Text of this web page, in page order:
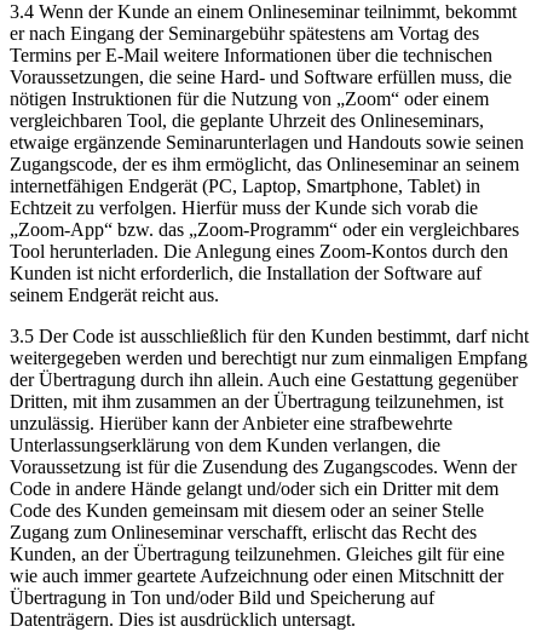
3.4 Wenn der Kunde an einem Onlineseminar teilnimmt, bekommt
er nach Eingang der Seminargebühr spätestens am Vortag des
Termins per E-Mail weitere Informationen über die technischen
Voraussetzungen, die seine Hard- und Software erfüllen muss, die
nötigen Instruktionen für die Nutzung von „Zoom“ oder einem
vergleichbaren Tool, die geplante Uhrzeit des Onlineseminars,
etwaige ergänzende Seminarunterlagen und Handouts sowie seinen
Zugangscode, der es ihm ermöglicht, das Onlineseminar an seinem
internetfähigen Endgerät (PC, Laptop, Smartphone, Tablet) in
Echtzeit zu verfolgen. Hierfür muss der Kunde sich vorab die
„Zoom-App“ bzw. das „Zoom-Programm“ oder ein vergleichbares
Tool herunterladen. Die Anlegung eines Zoom-Kontos durch den
Kunden ist nicht erforderlich, die Installation der Software auf
seinem Endgerät reicht aus.
3.5 Der Code ist ausschließlich für den Kunden bestimmt, darf nicht
weitergegeben werden und berechtigt nur zum einmaligen Empfang
der Übertragung durch ihn allein. Auch eine Gestattung gegenüber
Dritten, mit ihm zusammen an der Übertragung teilzunehmen, ist
unzulässig. Hierüber kann der Anbieter eine strafbewehrte
Unterlassungserklärung von dem Kunden verlangen, die
Voraussetzung ist für die Zusendung des Zugangscodes. Wenn der
Code in andere Hände gelangt und/oder sich ein Dritter mit dem
Code des Kunden gemeinsam mit diesem oder an seiner Stelle
Zugang zum Onlineseminar verschafft, erlischt das Recht des
Kunden, an der Übertragung teilzunehmen. Gleiches gilt für eine
wie auch immer geartete Aufzeichnung oder einen Mitschnitt der
Übertragung in Ton und/oder Bild und Speicherung auf
Datenträgern. Dies ist ausdrücklich untersagt.